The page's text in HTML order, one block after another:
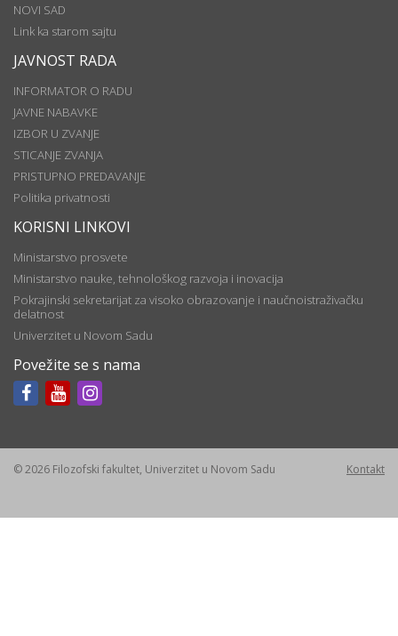
NOVI SAD
Link ka starom sajtu
JAVNOST RADA
INFORMATOR O RADU
JAVNE NABAVKE
IZBOR U ZVANJE
STICANJE ZVANJA
PRISTUPNO PREDAVANJE
Politika privatnosti
KORISNI LINKOVI
Ministarstvo prosvete
Ministarstvo nauke, tehnološkog razvoja i inovacija
Pokrajinski sekretarijat za visoko obrazovanje i naučnoistraživačku
delatnost
Univerzitet u Novom Sadu
Povežite se s nama
© 2026 Filozofski fakultet, Univerzitet u Novom Sadu Kontakt